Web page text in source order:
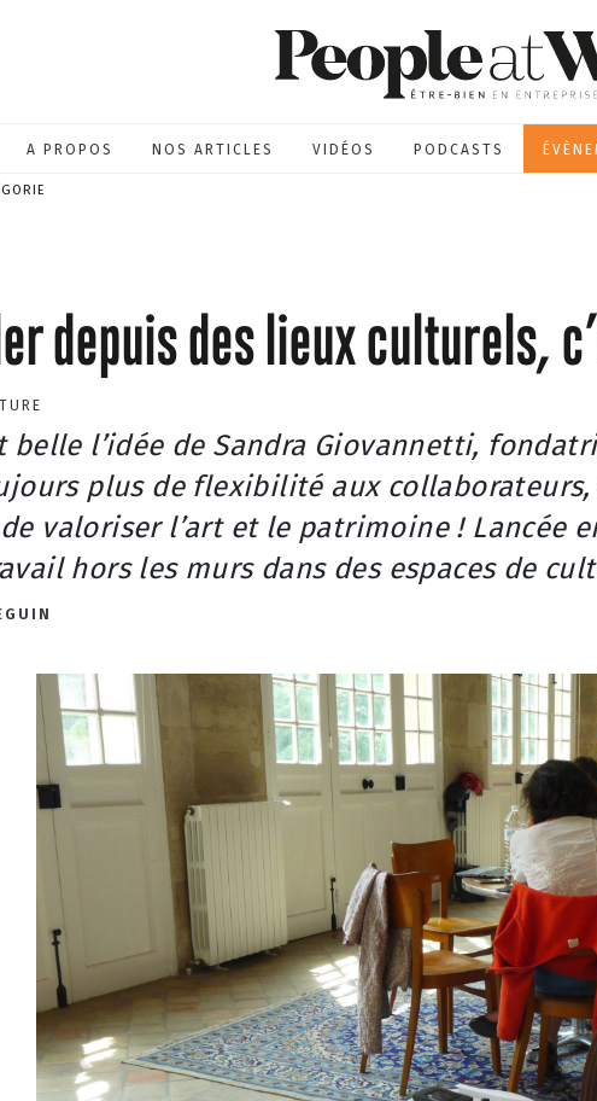
A PROPOS NOS ARTICLES VIDÉOS PODCASTS
depuis des lieux culturels,
belle l’idée de Sandra Giovannetti,
plus de flexibilité aux
valoriser l’art et le patrimoine ! Lancée
hors les murs dans des espaces de